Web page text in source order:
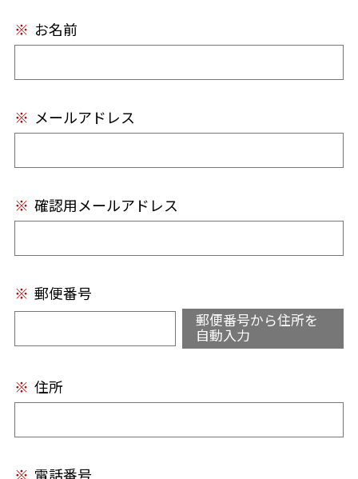
※ お名前
※ メールアドレス
※ 確認用メールアドレス
※ 郵便番号
郵便番号から住所を
自動入力
※ 住所
※ 電話番号